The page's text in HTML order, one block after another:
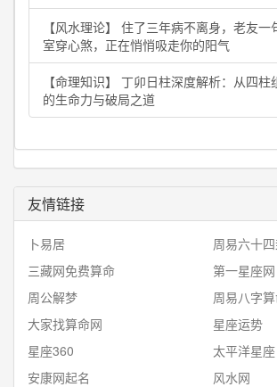
【风水理论】 住了三年病不离身，老友一
室穿心煞，正在悄悄吸走你的阳气
【命理知识】 丁卯日柱深度解析：从四柱
的生命力与破局之道
友情链接
卜易居
周易六十
三藏网免费算命
第一星座网
周公解梦
周易八字
大家找算命网
星座运势
星座360
太平洋星座
安康网起名
风水网